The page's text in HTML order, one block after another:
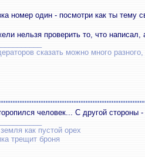
номер один - посмотри как ты тему
нельзя проверить то, что
сказать можно много
человек... С другой стороны
как пустой орех
трещит броня